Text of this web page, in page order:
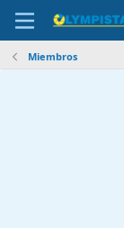
Miembros